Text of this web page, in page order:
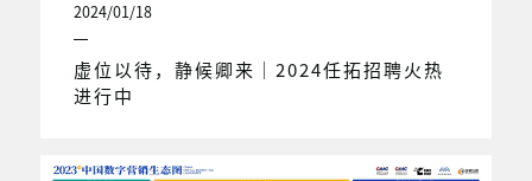
2024/01/18
虚位以待，静候卿来｜2024任拓招聘火热
进行中